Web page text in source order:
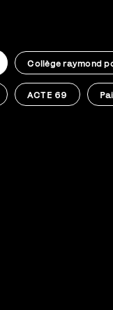
Collège raymond
ACTE 69